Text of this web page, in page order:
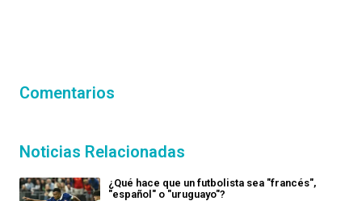
Comentarios
Noticias Relacionadas
¿Qué hace que un futbolista sea "francés",
"español" o "uruguayo"?